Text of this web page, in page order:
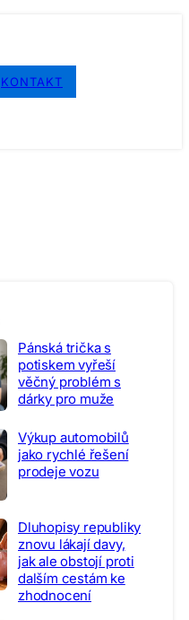
KONTAKT
Pánská trička s
potiskem vyřeší
věčný problém s
dárky pro muže
Výkup automobilů
jako rychlé řešení
prodeje vozu
Dluhopisy republiky
znovu lákají davy,
jak ale obstojí proti
dalším cestám ke
zhodnocení